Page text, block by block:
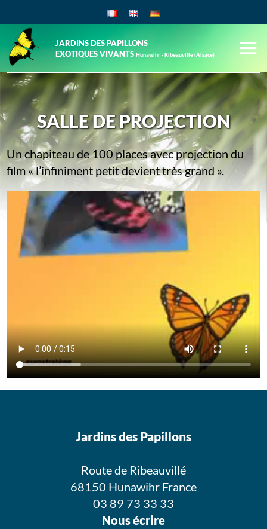
JARDINS DES PAPILLONS
EXOTIQUES VIVANTSHunawihr - Ribeauvillé (Alsace)
SALLE DE PROJECTION
Un chapiteau de 100 places avec projection du
film « l’infiniment petit devient très grand ».
Jardins des Papillons
Route de Ribeauvillé
68150 Hunawihr France
03 89 73 33 33
Nous écrire